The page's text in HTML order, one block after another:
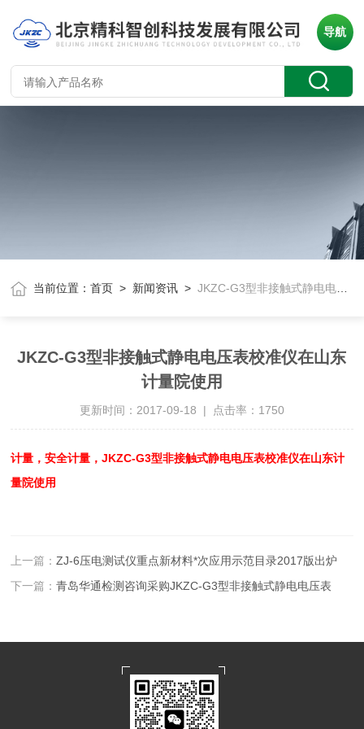
导航
当前位置：首页 > 新闻资讯 >JKZC-G3型非接触式静电电压表校准仪在山东计量院使用
JKZC-G3型非接触式静电电压表校准仪在山东
计量院使用
更新时间：2017-09-18 | 点击率：1750
计量，安全计量，JKZC-G3型非接触式静电电压表校准仪在山东计
量院使用
上一篇：ZJ-6压电测试仪重点新材料*次应用示范目录2017版出炉
下一篇：青岛华通检测咨询采购JKZC-G3型非接触式静电电压表